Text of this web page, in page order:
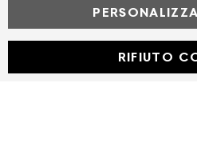
© Powered by MAV Arreda
Corso Lodi, 2 | Milano -
RIFIUTO